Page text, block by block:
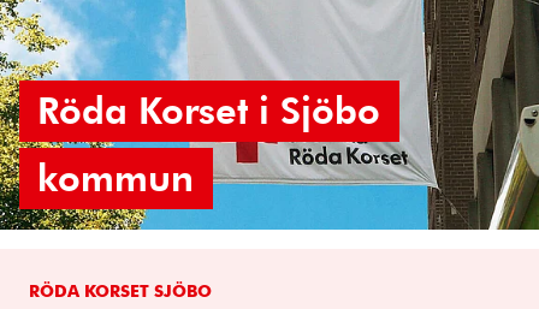
Röda Korset i Sjöbo
kommun
RÖDA KORSET SJÖBO